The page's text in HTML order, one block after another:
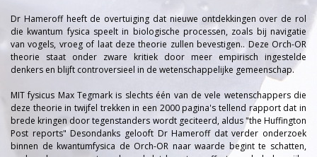
Dr Hameroff heeft de overtuiging dat nieuwe ontdekkingen over de rol
die kwantum fysica speelt in biologische processen, zoals bij navigatie
van vogels, vroeg of laat deze theorie zullen bevestigen.. Deze Orch-OR
theorie staat onder zware kritiek door meer empirisch ingestelde
denkers en blijft controversieel in de wetenschappelijke gemeenschap.
MIT fysicus Max Tegmark is slechts één van de vele wetenschappers die
deze theorie in twijfel trekken in een 2000 pagina's tellend rapport dat in
brede kringen door tegenstanders wordt geciteerd, aldus "the Huffington
Post reports" Desondanks gelooft Dr Hameroff dat verder onderzoek
binnen de kwantumfysica de Orch-OR naar waarde begint te schatten,